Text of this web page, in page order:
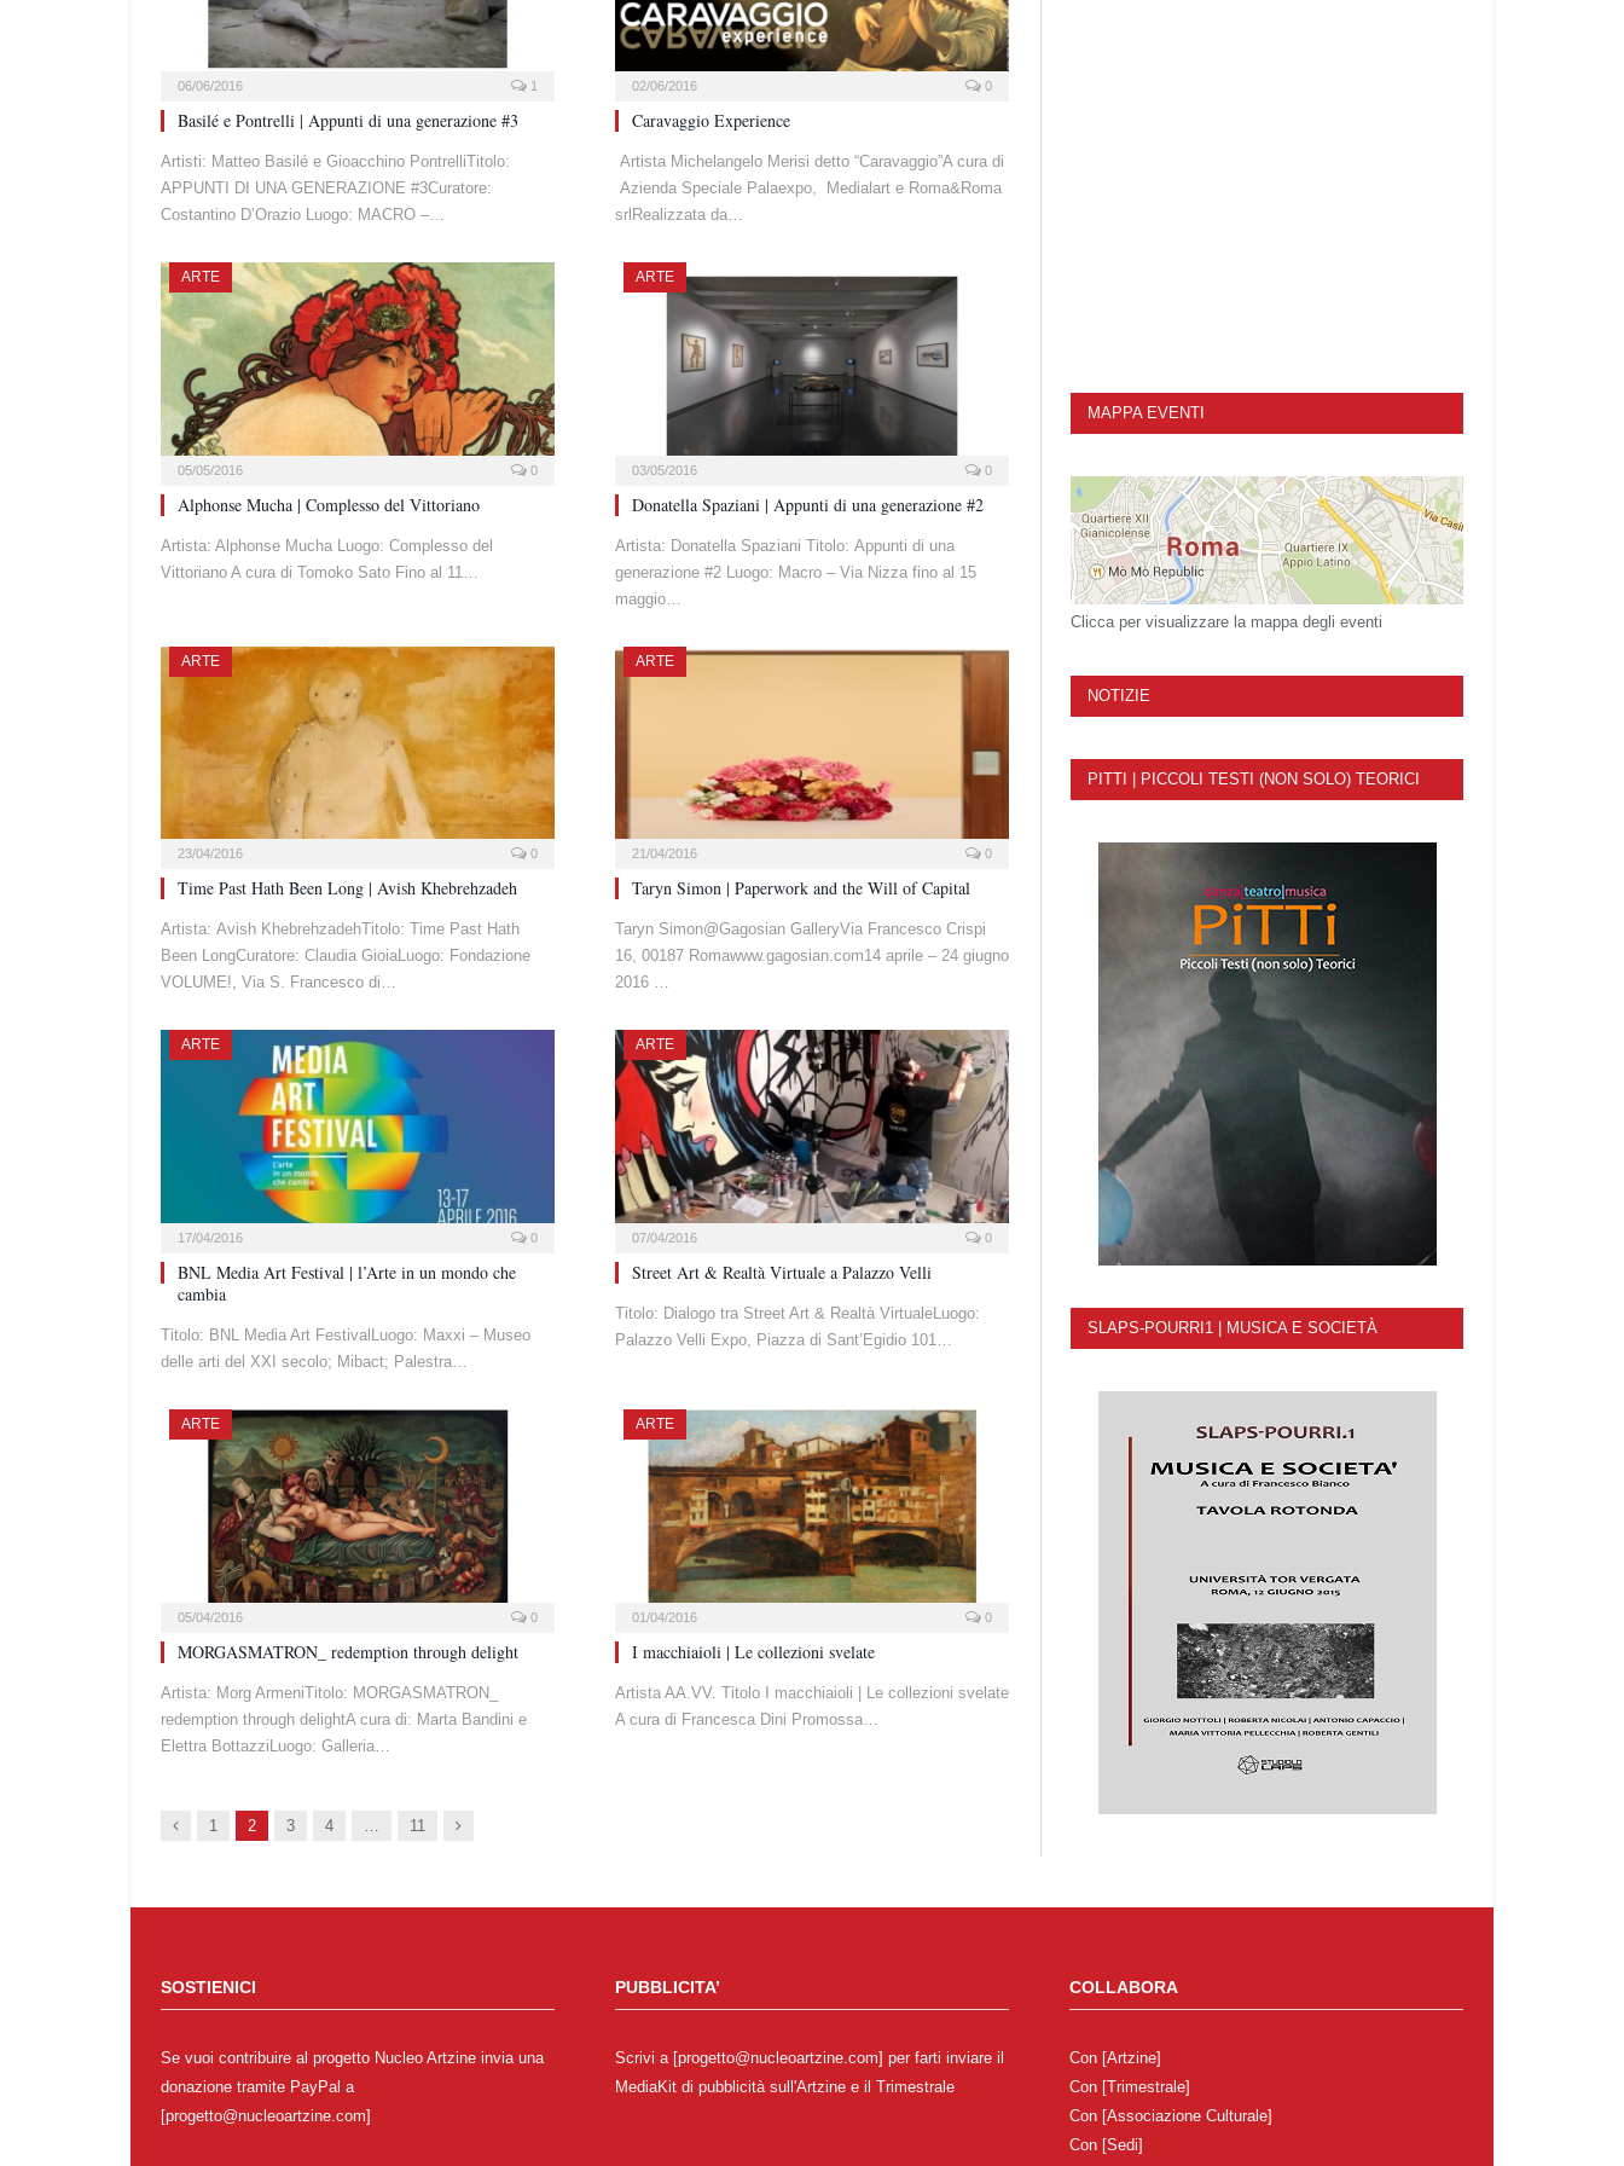
06/06/2016 1
Basilé e Pontrelli | Appunti di una generazione #3
Artisti: Matteo Basilé e Gioacchino PontrelliTitolo:
APPUNTI DI UNA GENERAZIONE #3Curatore:
Costantino D’Orazio Luogo: MACRO –…
02/06/2016 0
Caravaggio Experience
Artista Michelangelo Merisi detto “Caravaggio”A cura di
Azienda Speciale Palaexpo, Medialart e Roma&Roma
srlRealizzata da…
ARTE
05/05/2016 0
Alphonse Mucha | Complesso del Vittoriano
Artista: Alphonse Mucha Luogo: Complesso del
Vittoriano A cura di Tomoko Sato Fino al 11…
ARTE
03/05/2016 0
Donatella Spaziani | Appunti di una generazione #2
Artista: Donatella Spaziani Titolo: Appunti di una
generazione #2 Luogo: Macro – Via Nizza fino al 15
maggio…
ARTE
23/04/2016 0
Time Past Hath Been Long | Avish Khebrehzadeh
Artista: Avish KhebrehzadehTitolo: Time Past Hath
Been LongCuratore: Claudia GioiaLuogo: Fondazione
VOLUME!, Via S. Francesco di…
ARTE
21/04/2016 0
Taryn Simon | Paperwork and the Will of Capital
Taryn Simon@Gagosian GalleryVia Francesco Crispi
16, 00187 Romawww.gagosian.com14 aprile – 24 giugno
2016 …
ARTE
17/04/2016 0
BNL Media Art Festival | l’Arte in un mondo che
cambia
Titolo: BNL Media Art FestivalLuogo: Maxxi – Museo
delle arti del XXI secolo; Mibact; Palestra…
ARTE
07/04/2016 0
Street Art & Realtà Virtuale a Palazzo Velli
Titolo: Dialogo tra Street Art & Realtà VirtualeLuogo:
Palazzo Velli Expo, Piazza di Sant’Egidio 101…
ARTE
05/04/2016 0
MORGASMATRON_ redemption through delight
Artista: Morg ArmeniTitolo: MORGASMATRON_
redemption through delightA cura di: Marta Bandini e
Elettra BottazziLuogo: Galleria…
ARTE
01/04/2016 0
I macchiaioli | Le collezioni svelate
Artista AA.VV. Titolo I macchiaioli | Le collezioni svelate
A cura di Francesca Dini Promossa…
Prec.1 2 3 4 … 11 Succ.
MAPPA EVENTI
Clicca per visualizzare la mappa degli eventi
NOTIZIE
PITTI | PICCOLI TESTI (NON SOLO) TEORICI
SLAPS-POURRI1 | MUSICA E SOCIETÀ
SOSTIENICI
Se vuoi contribuire al progetto Nucleo Artzine invia una
donazione tramite PayPal a
[progetto@nucleoartzine.com]
PUBBLICITA’
Scrivi a [progetto@nucleoartzine.com] per farti inviare il
MediaKit di pubblicità sull'Artzine e il Trimestrale
COLLABORA
Con [Artzine]
Con [Trimestrale]
Con [Associazione Culturale]
Con [Sedi]